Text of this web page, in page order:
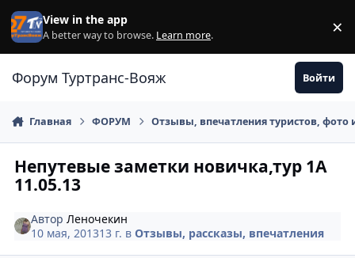
Перейти к содержанию
View in the app
A better way to browse. Learn more. ×
Форум Туртранс-Вояж Войти
Главная ФОРУМ Отзывы, впечатления туристов, фото
Непутевые заметки новичка,тур 1А
11.05.13
АвторЛеночекин
10 мая, 201313 г. вОтзывы, рассказы, впечатления